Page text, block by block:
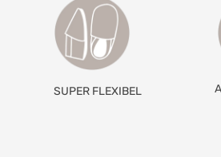
AUS RECYCELTEM